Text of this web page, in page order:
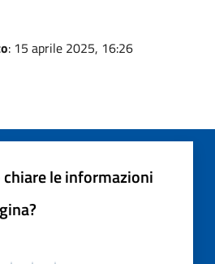
: 15 aprile 2025, 16:26
le informazioni